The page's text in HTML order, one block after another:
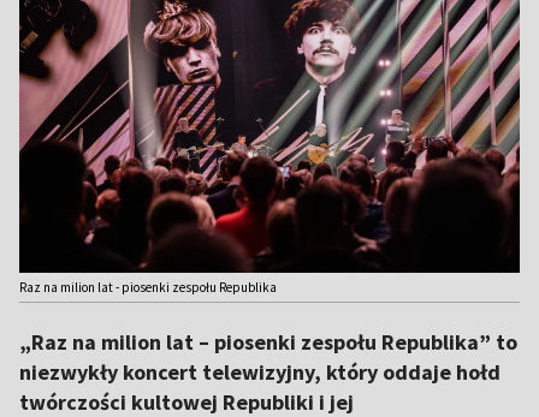
Raz na milion lat - piosenki zespołu Republika
„Raz na milion lat – piosenki zespołu Republika” to
niezwykły koncert telewizyjny, który oddaje hołd
twórczości kultowej Republiki i jej